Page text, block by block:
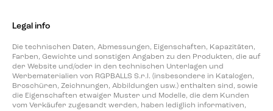
Legal info
Die technischen Daten, Abmessungen, Eigenschaften, Kapazitäten,
Farben, Gewichte und sonstigen Angaben zu den Produkten, die auf
der Website und/oder in den technischen Unterlagen und
Werbematerialien von RGPBALLS S.r.l. (insbesondere in Katalogen,
Broschüren, Zeichnungen, Abbildungen usw.) enthalten sind, sowie
die Eigenschaften etwaiger Muster und Modelle, die dem Kunden
vom Verkäufer zugesandt werden, haben lediglich informativen,